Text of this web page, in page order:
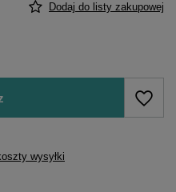
Dodaj do listy zakupowej
wysyłki